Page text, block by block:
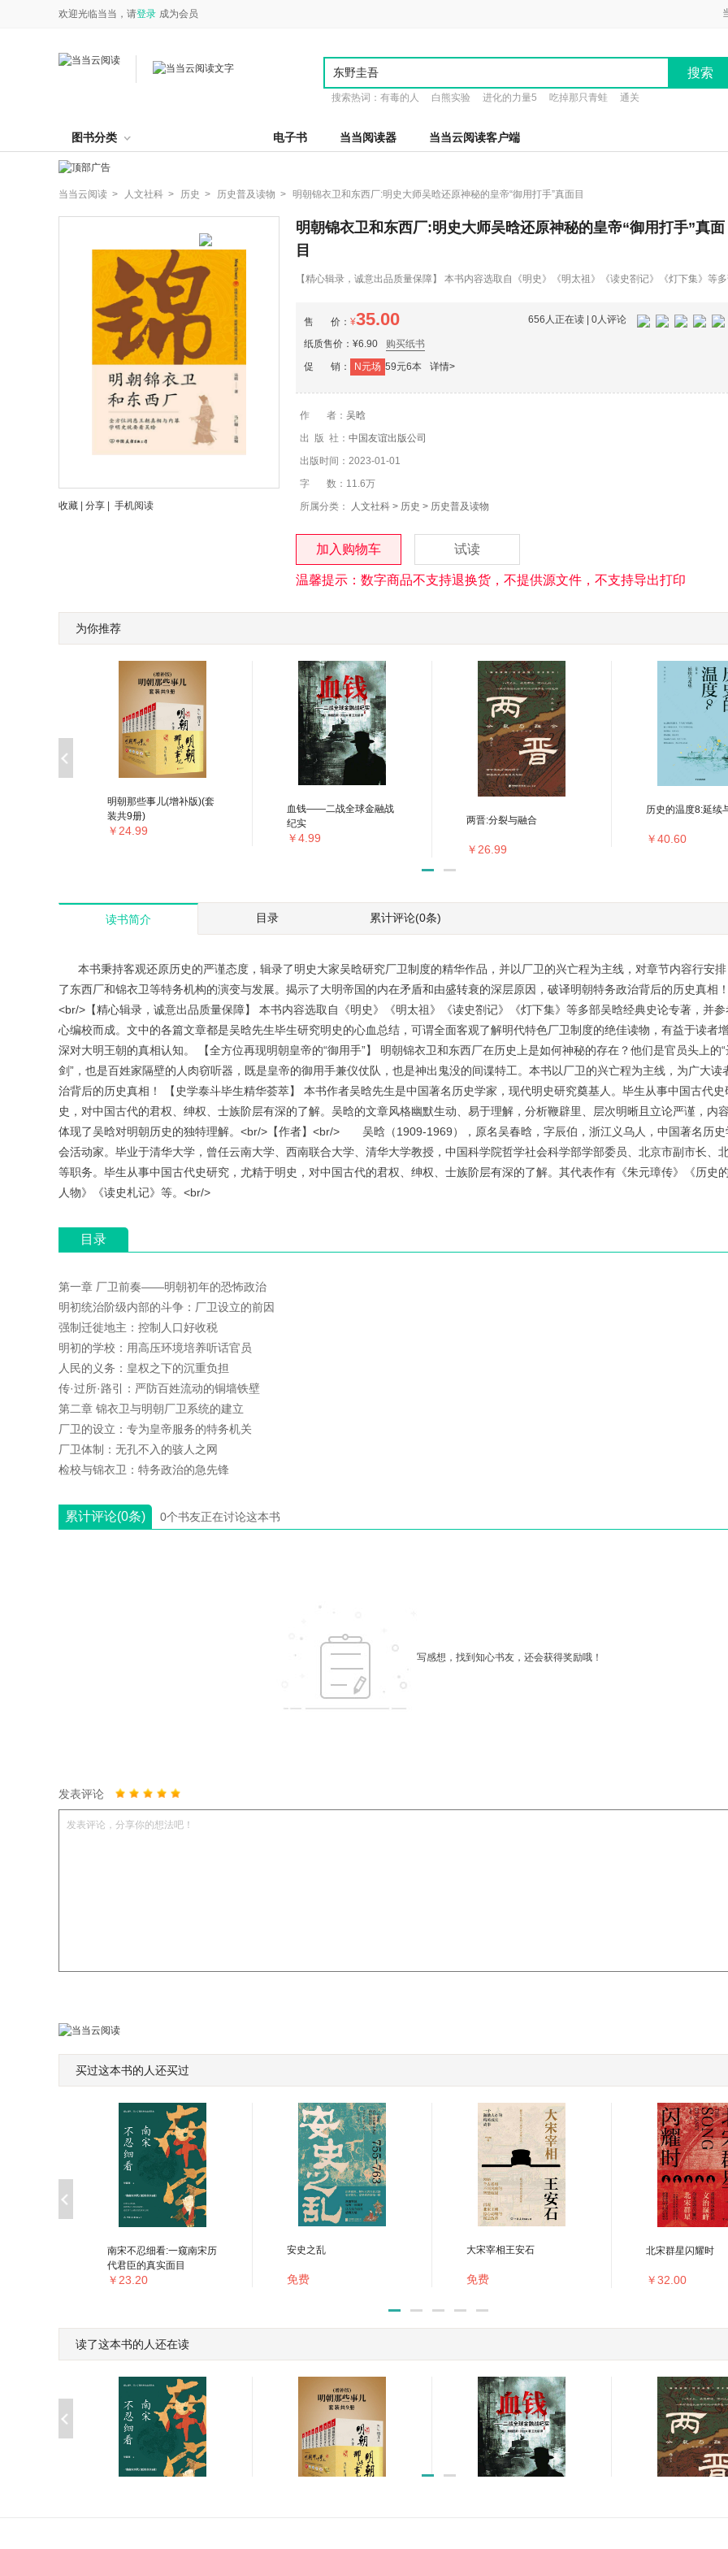
欢迎光临当当，请登录 成为会员
搜索
搜索热词： 有毒的人 白熊实验 进化的力量5 吃掉那只青蛙 通关
图书分类 电子书 当当阅读器 当当云阅读客户端
当当云阅读 > 人文社科 > 历史 > 历史普及读物 > 明朝锦衣卫和东西厂:明史大师吴晗还原神秘的皇帝“御用打手”真面目
收藏 分享 手机阅读
明朝锦衣卫和东西厂:明史大师吴晗还原神秘的皇帝“御用打手”真面
目
【精心辑录，诚意出品质量保障】 本书内容选取自《明史》《明太祖》《读史劄记》《灯下集》等
明朝锦衣卫和东西厂在历史上是如何神秘的存在？他们是官员头上的“达摩克利斯之剑”，也是百姓家
既是皇帝的御用手兼仪仗队，也是神出鬼没的间谍特工。本书以厂卫的兴亡程为主线，为广大读者
的历史真相！
售 价： ¥35.00
纸质售价：¥6.90 购买纸书
656人正在读 | 0人评论
促 销： N元场 59元6本 详情>
作 者： 吴晗
出 版 社： 中国友谊出版公司
出版时间：2023-01-01
字 数：11.6万
所属分类：
人文社科 > 历史 > 历史普及读物
加入购物车 试读
温馨提示：数字商品不支持退换货，不提供源文件，不支持导出打印
为你推荐
明朝那些事儿(增补版)(套
装共9册)
￥24.99
血钱——二战全球金融战
纪实
￥4.99
两晋:分裂与融合
￥26.99
历史的温度8:延续
￥40.60
读书简介 目录 累计评论(0条)
本书秉持客观还原历史的严谨态度，辑录了明史大家吴晗研究厂卫制度的精华作品，并以厂卫的兴亡程为主线，对章节内容行安
了东西厂和锦衣卫等特务机构的演变与发展。揭示了大明帝国的内在矛盾和由盛转衰的深层原因，破译明朝特务政治背后的历史真相
<br/>【精心辑录，诚意出品质量保障】 本书内容选取自《明史》《明太祖》《读史劄记》《灯下集》等多部吴晗经典史论专著，并
心编校而成。文中的各篇文章都是吴晗先生毕生研究明史的心血总结，可谓全面客观了解明代特色厂卫制度的绝佳读物，有益于读者
深对大明王朝的真相认知。 【全方位再现明朝皇帝的“御用手”】 明朝锦衣卫和东西厂在历史上是如何神秘的存在？他们是官员头上的
剑”，也是百姓家隔壁的人肉窃听器，既是皇帝的御用手兼仪仗队，也是神出鬼没的间谍特工。本书以厂卫的兴亡程为主线，为广大读
治背后的历史真相！ 【史学泰斗毕生精华荟萃】 本书作者吴晗先生是中国著名历史学家，现代明史研究奠基人。毕生从事中国古代
史，对中国古代的君权、绅权、士族阶层有深的了解。吴晗的文章风格幽默生动、易于理解，分析鞭辟里、层次明晰且立论严谨，内
体现了吴晗对明朝历史的独特理解。<br/>【作者】<br/> 吴晗（1909-1969），原名吴春晗，字辰伯，浙江义乌人，中国著名历史
会活动家。毕业于清华大学，曾任云南大学、西南联合大学、清华大学教授，中国科学院哲学社会科学部学部委员、北京市副市长、
等职务。毕生从事中国古代史研究，尤精于明史，对中国古代的君权、绅权、士族阶层有深的了解。其代表作有《朱元璋传》《历史
人物》《读史札记》等。<br/>
目录
第一章 厂卫前奏——明朝初年的恐怖政治
明初统治阶级内部的斗争：厂卫设立的前因
强制迁徙地主：控制人口好收税
明初的学校：用高压环境培养听话官员
人民的义务：皇权之下的沉重负担
传·过所·路引：严防百姓流动的铜墙铁壁
第二章 锦衣卫与明朝厂卫系统的建立
厂卫的设立：专为皇帝服务的特务机关
厂卫体制：无孔不入的骇人之网
检校与锦衣卫：特务政治的急先锋
累计评论(0条) 0个书友正在讨论这本书
写感想，找到知心书友，还会获得奖励哦！
发表评论
发表评论，分享你的想法吧！
买过这本书的人还买过
南宋不忍细看:一窥南宋历
代君臣的真实面目
￥23.20
安史之乱
免费
大宋宰相王安石
免费
北宋群星闪耀时
￥32.00
读了这本书的人还在读